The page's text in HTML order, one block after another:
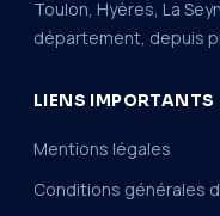
Toulon, Hyères, La
département, depuis
LIENS IMPORTANTS
Mentions légales
Conditions générales